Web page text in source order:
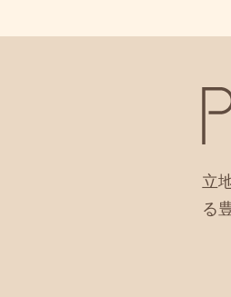
立
る